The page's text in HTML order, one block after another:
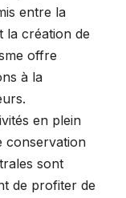
entre la
la création de
offre
à la
en plein
conservation
sont
de profiter de